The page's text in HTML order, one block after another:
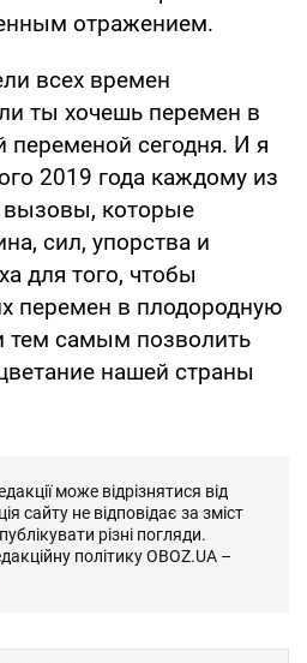
отражением.
всех времен
ты хочешь перемен в
переменой сегодня. И я
2019 года каждому из
вызовы, которые
сил, упорства и
для того, чтобы
перемен в плодородную
тем самым позволить
нашей страны
може відрізнятися від
сайту не відповідає за зміст
різні погляди.
політику OBOZ.UA –